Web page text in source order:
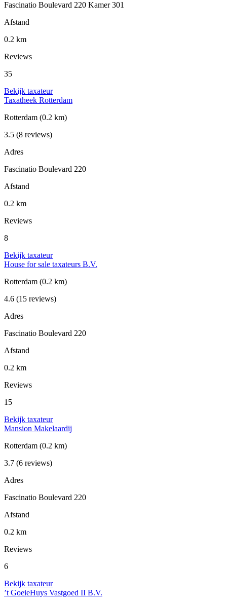
Fascinatio Boulevard 220 Kamer 301
Afstand
0.2 km
Reviews
35
Bekijk taxateur
Taxatheek Rotterdam
Rotterdam (0.2 km)
3.5 (8 reviews)
Adres
Fascinatio Boulevard 220
Afstand
0.2 km
Reviews
8
Bekijk taxateur
House for sale taxateurs B.V.
Rotterdam (0.2 km)
4.6 (15 reviews)
Adres
Fascinatio Boulevard 220
Afstand
0.2 km
Reviews
15
Bekijk taxateur
Mansion Makelaardij
Rotterdam (0.2 km)
3.7 (6 reviews)
Adres
Fascinatio Boulevard 220
Afstand
0.2 km
Reviews
6
Bekijk taxateur
’t GoeieHuys Vastgoed II B.V.